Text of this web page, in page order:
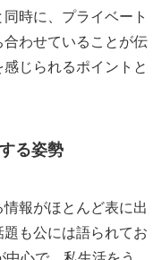
時に、プライベート
わせていることが伝
じられるポイントと
る姿勢
報がほとんど表に出
も公には語られてお